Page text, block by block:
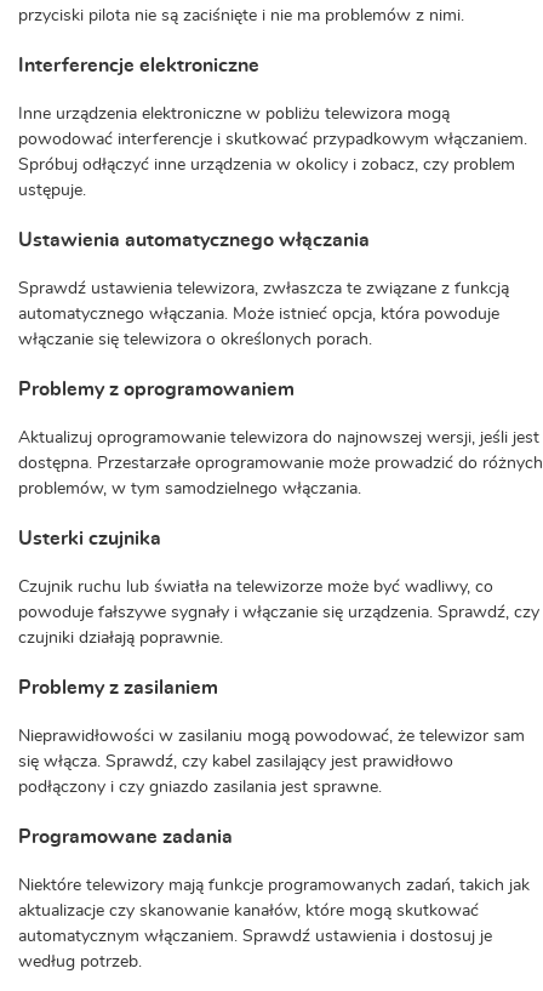
przyciski pilota nie są zaciśnięte i nie ma problemów z nimi.
Interferencje elektroniczne
Inne urządzenia elektroniczne w pobliżu telewizora mogą
powodować interferencje i skutkować przypadkowym włączaniem.
Spróbuj odłączyć inne urządzenia w okolicy i zobacz, czy problem
ustępuje.
Ustawienia automatycznego włączania
Sprawdź ustawienia telewizora, zwłaszcza te związane z funkcją
automatycznego włączania. Może istnieć opcja, która powoduje
włączanie się telewizora o określonych porach.
Problemy z oprogramowaniem
Aktualizuj oprogramowanie telewizora do najnowszej wersji, jeśli jest
dostępna. Przestarzałe oprogramowanie może prowadzić do różnych
problemów, w tym samodzielnego włączania.
Usterki czujnika
Czujnik ruchu lub światła na telewizorze może być wadliwy, co
powoduje fałszywe sygnały i włączanie się urządzenia. Sprawdź, czy
czujniki działają poprawnie.
Problemy z zasilaniem
Nieprawidłowości w zasilaniu mogą powodować, że telewizor sam
się włącza. Sprawdź, czy kabel zasilający jest prawidłowo
podłączony i czy gniazdo zasilania jest sprawne.
Programowane zadania
Niektóre telewizory mają funkcje programowanych zadań, takich jak
aktualizacje czy skanowanie kanałów, które mogą skutkować
automatycznym włączaniem. Sprawdź ustawienia i dostosuj je
według potrzeb.